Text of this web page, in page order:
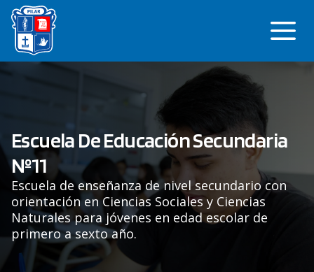
Saltar
contenido
Escuela De Educación Secundaria
Nº11
Escuela de enseñanza de nivel secundario con
orientación en Ciencias Sociales y Ciencias
Naturales para jóvenes en edad escolar de
primero a sexto año.